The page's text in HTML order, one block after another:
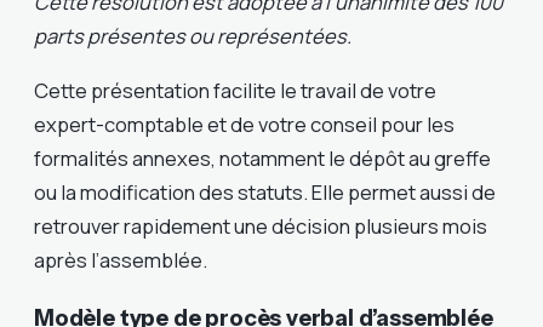
parts présentes ou représentées.
Cette présentation facilite le travail de votre
expert-comptable et de votre conseil pour les
formalités annexes, notamment le dépôt au greffe
ou la modification des statuts. Elle permet aussi de
retrouver rapidement une décision plusieurs mois
après l’assemblée.
Modèle type de procès verbal d’assemblée